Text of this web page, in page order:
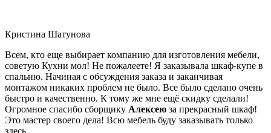
Кристина Шатунова
Всем, кто еще выбирает компанию для изготовления мебели,
советую Кухни мол! Не пожалеете! Я заказывала шкаф-купе в
спальню. Начиная с обсуждения заказа и заканчивая
монтажом никаких проблем не было. Все было сделано очень
быстро и качественно. К тому же мне ещё скидку сделали!
Огромное спасибо сборщику Алексею за прекрасный шкаф!
Это мастер своего дела! Всю мебель буду заказывать только
здесь.